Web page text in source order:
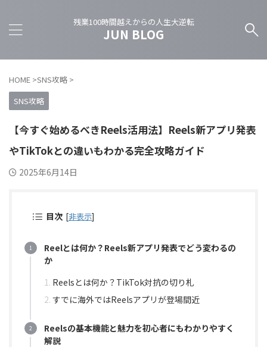
残業100時間越えからの人生大逆転
JUN BLOG
HOME >SNS攻略 >
SNS攻略
【今すぐ始めるべきReels活用法】Reels新アプリ発表
やTikTokとの違いもわかる完全攻略ガイド
2025年6月14日
目次 [非表示]
Reelとは何か？Reels新アプリ発表でどう変わるの
か
Reelsとは何か？TikTok対抗の切り札
すでに海外ではReelsアプリが登場間近
Reelsの基本機能と魅力を初心者にもわかりやすく
解説